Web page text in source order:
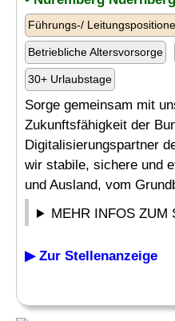
Führungs-/
Betriebliche Altersvorsorge
30+ Urlaubstage
Sorge gemeinsam mit
Zukunftsfähigkeit der
Digitalisierungspartner
wir stabile, sichere und
und Ausland, vom
MEHR INFOS ZUM
▶ Zur Stellenanzeige